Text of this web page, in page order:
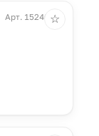
Арт. 15240.99
☆